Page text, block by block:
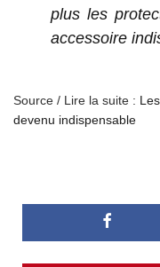
plus les
accessoire
Source / Lire la suite :
devenu indispensable